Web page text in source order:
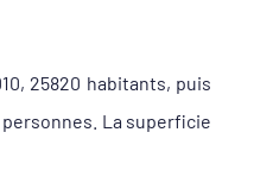
25820 habitants, puis
personnes. La superficie